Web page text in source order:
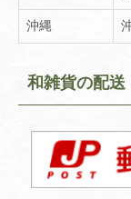
沖縄
和雑貨の配送